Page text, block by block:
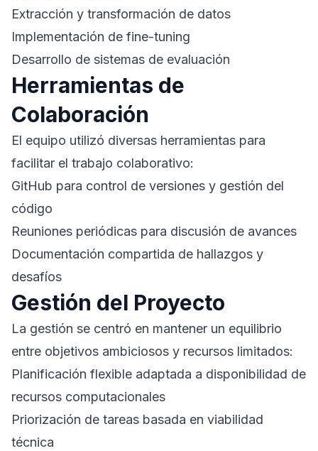
Extracción y transformación de datos
Implementación de fine-tuning
Desarrollo de sistemas de evaluación
Herramientas de
Colaboración
El equipo utilizó diversas herramientas para
facilitar el trabajo colaborativo:
GitHub para control de versiones y gestión del
código
Reuniones periódicas para discusión de avances
Documentación compartida de hallazgos y
desafíos
Gestión del Proyecto
La gestión se centró en mantener un equilibrio
entre objetivos ambiciosos y recursos limitados:
Planificación flexible adaptada a disponibilidad de
recursos computacionales
Priorización de tareas basada en viabilidad
técnica